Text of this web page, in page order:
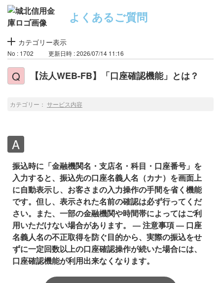
よくあるご質問
カテゴリー表示
No : 1702 更新日時 : 2026/07/14 11:16
【法人WEB-FB】「口座確認機能」とは？
カテゴリー： サービス内容
振込時に「金融機関名・支店名・科目・口座番号」を
入力すると、振込先の口座名義人名（カナ）を画面上
に自動表示し、お客さまの入力操作の手間を省く機能
です。但し、表示された名前の確認は必ず行ってくだ
さい。また、一部の金融機関や時間帯によってはご利
用いただけない場合があります。
― 注意事項 ― 口座
名義人名の不正取得を防ぐ目的から、実際の振込をせ
ずに一定回数以上の口座確認操作が続いた場合には、
口座確認機能が利用出来なくなります。